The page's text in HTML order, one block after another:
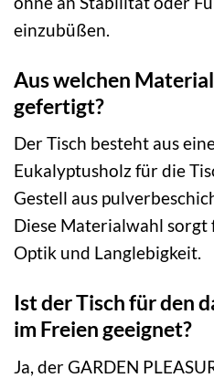
einzubüßen.
Aus welchen
gefertigt?
Der Tisch besteht aus
Eukalyptusholz für die
Gestell aus
Diese Materialwahl sorgt
Optik und Langlebigkeit.
Ist der Tisch für den
im Freien geeignet?
Ja, der GARDEN